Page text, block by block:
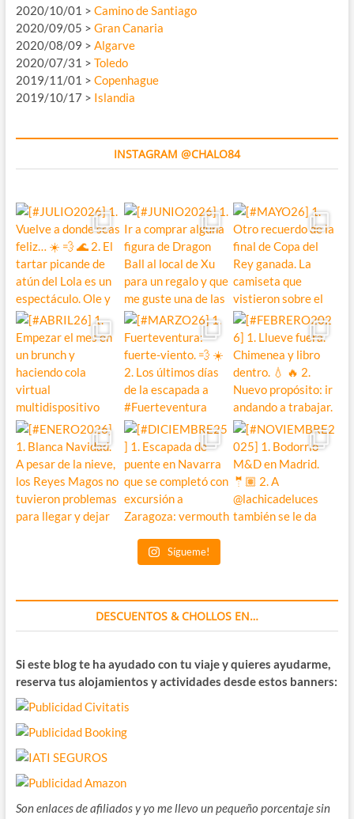
2020/10/01 > Camino de Santiago
2020/09/05 > Gran Canaria
2020/08/09 > Algarve
2020/07/31 > Toledo
2019/11/01 > Copenhague
2019/10/17 > Islandia
INSTAGRAM @CHALO84
Sígueme!
DESCUENTOS & CHOLLOS EN…
Si este blog te ha ayudado con tu viaje y quieres ayudarme,
reserva tus alojamientos y actividades desde estos banners:
Son enlaces de afiliados y yo me llevo un pequeño porcentaje sin